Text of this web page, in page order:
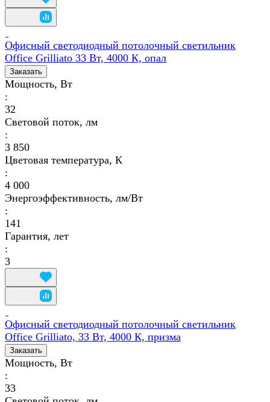
Офисный светодиодный потолочный светильник
Office Grilliato 33 Вт, 4000 К, опал
Заказать
Мощность, Вт
:
32
Световой поток, лм
:
3 850
Цветовая температура, К
:
4 000
Энергоэффективность, лм/Вт
:
141
Гарантия, лет
:
3
Офисный светодиодный потолочный светильник
Office Grilliato, 33 Вт, 4000 К, призма
Заказать
Мощность, Вт
:
33